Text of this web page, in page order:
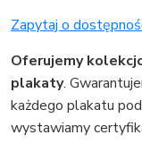
Zapytaj o
Oferujemy
plakaty.
każdego plakatu
wystawiamy